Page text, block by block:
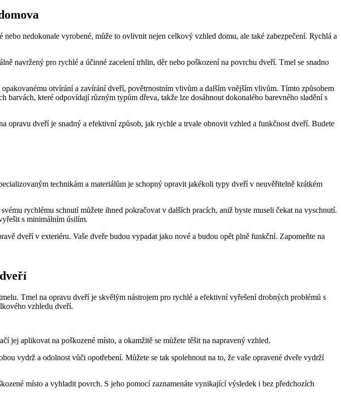
nedokonale vyrobené, může to ovlivnit nejen celkový vzhled domu, ale také zabezpečení. Rychlá ⁣a
navržený pro rychlé a účinné zacelení trhlin, děr nebo⁤ poškození‌ na povrchu dveří. Tmel se snadno
otvírání a⁣ zavírání dveří, povětrnostním vlivům a​ dalším ​vnějším vlivům. Tímto způsobem
které odpovídají různým typům dřeva, takže lze dosáhnout dokonalého barevného sladění s
opravu dveří je snadný a efektivní způsob, jak rychle a trvale obnovit vzhled a ‍funkčnost dveří. Budete
technikám a materiálům je schopný opravit⁣ jakékoli typy dveří v neuvěřitelně krátkém
rychlému⁣ schnutí můžete ihned pokračovat v dalších ‍pracích, aniž byste museli​ čekat na vyschnutí.
s minimálním úsilím.
dveří v exteriéru. Vaše dveře budou‌ vypadat jako nové a budou opět plně ‌funkční. Zapomeňte na
Tmel na ⁢opravu dveří je skvělým ⁣nástrojem pro rychlé a ⁢efektivní vyřešení drobných problémů ​s
vzhledu dveří.
jej​ aplikovat na poškozené ⁣místo, a okamžitě se⁢ můžete těšit na napravený ‌vzhled.
vydrž a odolnost ‍vůči opotřebení. Můžete se tak spolehnout na to, že vaše opravené dveře⁢ vydrží
místo a vyhladit povrch. S jeho pomocí zaznamenáte vynikající výsledek‌ i bez předchozích